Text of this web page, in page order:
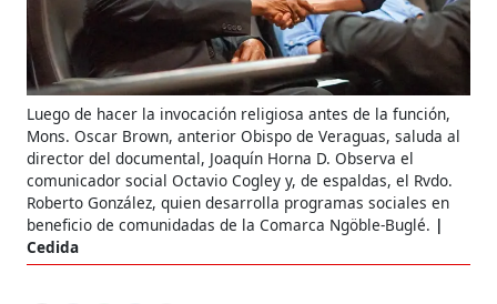
Luego de hacer la invocación religiosa antes de la función,
Mons. Oscar Brown, anterior Obispo de Veraguas, saluda al
director del documental, Joaquín Horna D. Observa el
comunicador social Octavio Cogley y, de espaldas, el Rvdo.
Roberto González, quien desarrolla programas sociales en
beneficio de comunidadas de la Comarca Ngöble-Buglé.
Cedida